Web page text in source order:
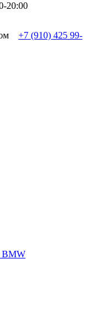
20:00
+7 (910) 425 99-
BMW